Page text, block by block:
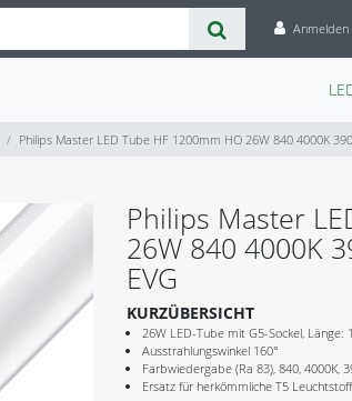
Anmelden
Philips Master LED Tube HF 1200mm HO 26W 840 4000K
Philips Master
26W 840 4000K
EVG
KURZÜBERSICHT
26W LED-Tube mit G5-Sockel,
Ausstrahlungswinkel 160°
Farbwiedergabe (Ra 83), 840, 4000K,
Ersatz für herkömmliche T5